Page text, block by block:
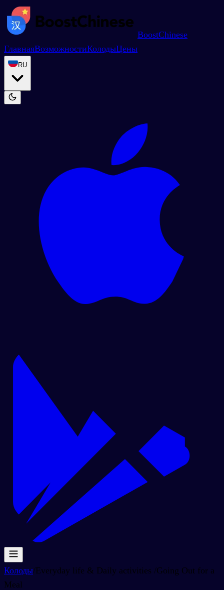
BoostChinese
ГлавнаяВозможностиКолодыЦены
RU
Колоды/Everyday life & Daily activities /Going Out for a
Meal